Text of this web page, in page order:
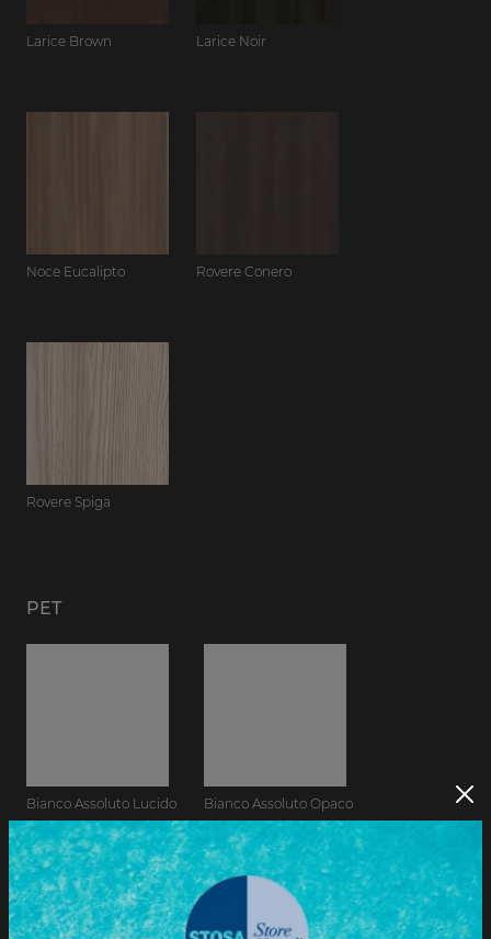
Larice Brown Larice Noir
Noce Eucalipto Rovere Conero
Rovere Spiga
PET
Bianco Assoluto Lucido Bianco Assoluto Opaco